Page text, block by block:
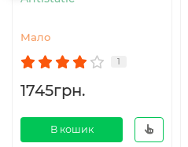
Мало
1745грн.
В кошик